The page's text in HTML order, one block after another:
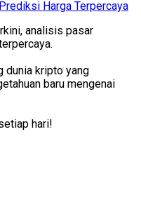
analisis pasar
dunia kripto yang
baru mengenai
hari!